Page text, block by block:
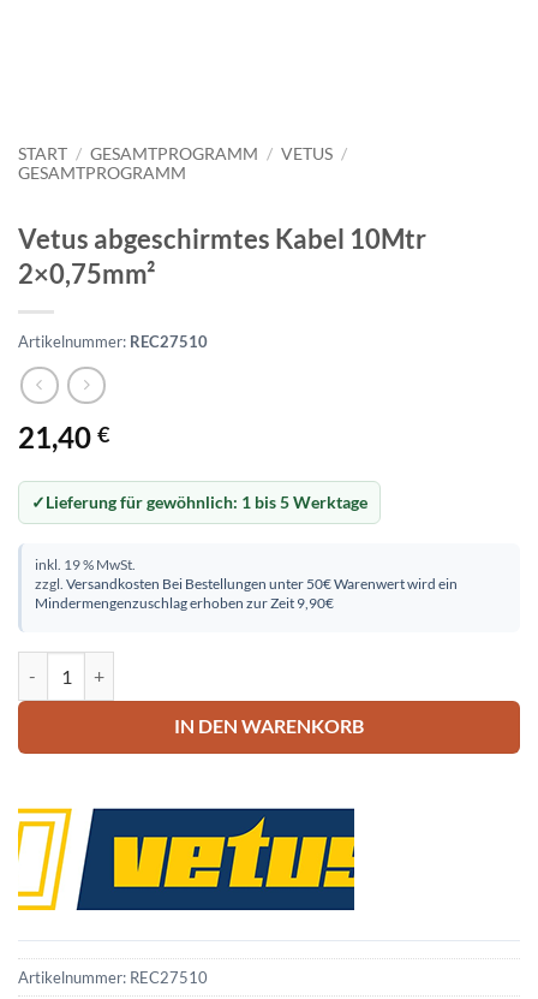
START / GESAMTPROGRAMM / VETUS /
GESAMTPROGRAMM
Vetus abgeschirmtes Kabel 10Mtr
2×0,75mm²
Artikelnummer: REC27510
21,40 €
Lieferung für gewöhnlich: 1 bis 5 Werktage
inkl. 19 % MwSt.
zzgl. Versandkosten Bei Bestellungen unter 50€ Warenwert wird ein
Mindermengenzuschlag erhoben zur Zeit 9,90€
IN DEN WARENKORB
Artikelnummer: REC27510